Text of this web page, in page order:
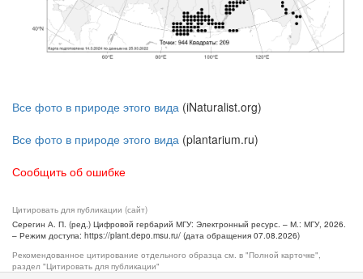
Все фото в природе этого вида (iNaturalist.org)
Все фото в природе этого вида (plantarium.ru)
Сообщить об ошибке
Цитировать для публикации (сайт)
Серегин А. П. (ред.) Цифровой гербарий МГУ: Электронный ресурс. – М.: МГУ, 2026.
– Режим доступа: https://plant.depo.msu.ru/ (дата обращения 07.08.2026)
Рекомендованное цитирование отдельного образца см. в "Полной карточке",
раздел "Цитировать для публикации"